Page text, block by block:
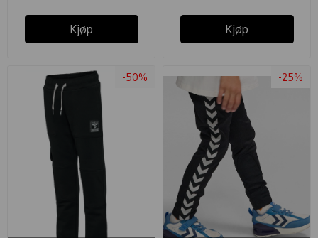
Kjøp Kjøp
-50% -25%